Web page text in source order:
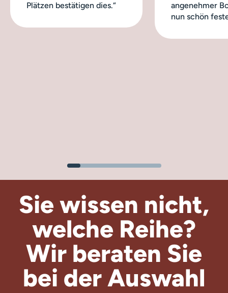
Plätzen bestätigen dies.“
angenehmer
nun schön
Sie wissen nicht,
welche Reihe?
Wir beraten Sie
bei der Auswahl